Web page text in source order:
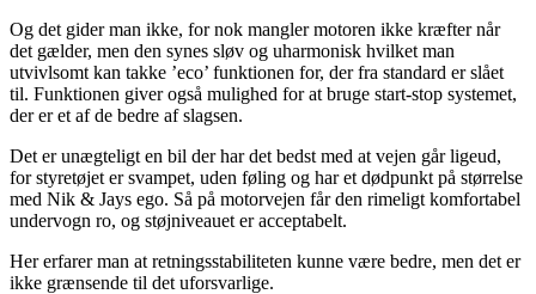
Og det gider man ikke, for nok mangler motoren ikke kræfter når
det gælder, men den synes sløv og uharmonisk hvilket man
utvivlsomt kan takke ’eco’ funktionen for, der fra standard er slået
til. Funktionen giver også mulighed for at bruge start-stop systemet,
der er et af de bedre af slagsen.
Det er unægteligt en bil der har det bedst med at vejen går ligeud,
for styretøjet er svampet, uden føling og har et dødpunkt på størrelse
med Nik & Jays ego. Så på motorvejen får den rimeligt komfortabel
undervogn ro, og støjniveauet er acceptabelt.
Her erfarer man at retningsstabiliteten kunne være bedre, men det er
ikke grænsende til det uforsvarlige.